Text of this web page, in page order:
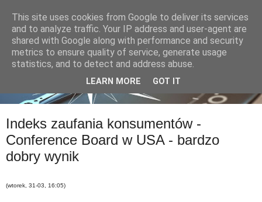
Indeks zaufania konsumentów -
Conference Board w USA - bardzo
dobry wynik
(wtorek, 31-03, 16:05)
This site uses cookies from Google to deliver its services
and to analyze traffic. Your IP address and user-agent are
shared with Google along with performance and security
metrics to ensure quality of service, generate usage
statistics, and to detect and address abuse.
LEARN MORE GOT IT